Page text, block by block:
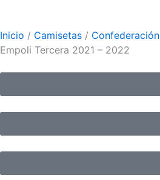
Inicio / Camisetas / Confederación
Empoli Tercera 2021 – 2022